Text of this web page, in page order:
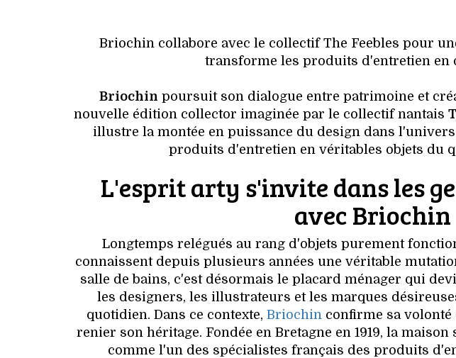
Briochin collabore avec le collectif The Feebles pour
transforme les produits d'entretien en
Briochin poursuit son dialogue entre patrimoine et
nouvelle édition collector imaginée par le collectif nantais
illustre la montée en puissance du design dans
produits d'entretien en véritables objets du
L'esprit arty s'invite dans les
avec Briochin
Longtemps relégués au rang d'objets purement
connaissent depuis plusieurs années une véritable
salle de bains, c'est désormais le placard ménager qui
les designers, les illustrateurs et les marques
quotidien. Dans ce contexte, Briochinconfirme sa volonté
renier son héritage. Fondée en Bretagne en 1919, la
comme l'un des spécialistes français des produits